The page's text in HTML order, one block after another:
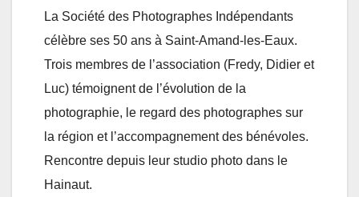
La Société des Photographes Indépendants
célèbre ses 50 ans à Saint-Amand-les-Eaux.
Trois membres de l’association (Fredy, Didier et
Luc) témoignent de l’évolution de la
photographie, le regard des photographes sur
la région et l’accompagnement des bénévoles.
Rencontre depuis leur studio photo dans le
Hainaut.